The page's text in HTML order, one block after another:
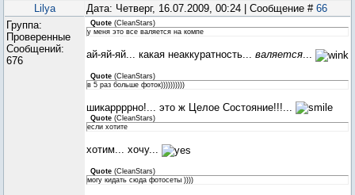
Lilya Дата: Четверг, 16.07.2009, 00:24 | Сообщение # 66
Группа:
Проверенные
Сообщений:
676
Quote (CleanStars)
у меня это все валяется на компе
ай-яй-яй... какая неаккуратность... валяется...
Quote (CleanStars)
в 5 раз больше фоток))))))))))
шикаррррно!... это ж Целое Состояние!!!...
Quote (CleanStars)
если хотите
хотим... хочу...
Quote (CleanStars)
могу кидать сюда фотосеты ))))